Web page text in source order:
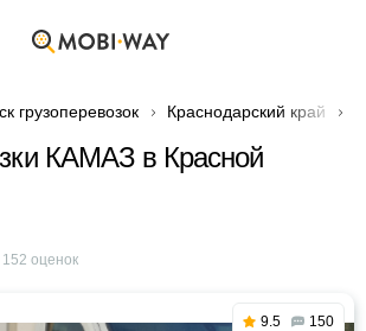
грузоперевозок Краснодарский край
КАМАЗ в Красной
152 оценок
9.5 150